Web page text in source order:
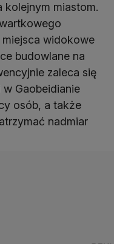
kolejnym miastom.
miejsca widokowe
budowlane na
zaleca się
Gaobeidianie
osób, a także
nadmiar